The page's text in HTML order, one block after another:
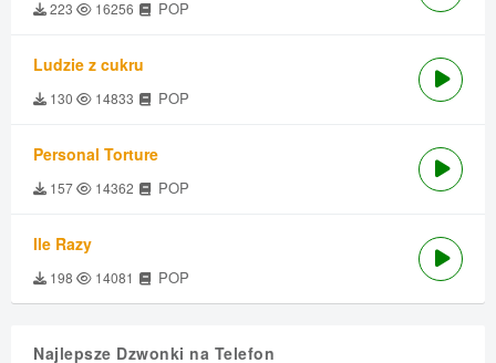
223 16256 POP
Ludzie z cukru
130 14833 POP
Personal Torture
157 14362 POP
Ile Razy
198 14081 POP
Najlepsze Dzwonki na Telefon